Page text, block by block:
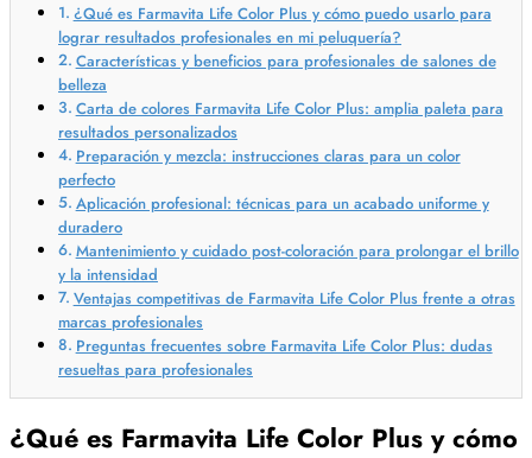
¿Qué es Farmavita Life Color Plus y cómo puedo usarlo para
lograr resultados profesionales en mi peluquería?
Características y beneficios para profesionales de salones de
belleza
Carta de colores Farmavita Life Color Plus: amplia paleta para
resultados personalizados
Preparación y mezcla: instrucciones claras para un color
perfecto
Aplicación profesional: técnicas para un acabado uniforme y
duradero
Mantenimiento y cuidado post-coloración para prolongar el brillo
y la intensidad
Ventajas competitivas de Farmavita Life Color Plus frente a otras
marcas profesionales
Preguntas frecuentes sobre Farmavita Life Color Plus: dudas
resueltas para profesionales
¿Qué es Farmavita Life Color Plus y cómo